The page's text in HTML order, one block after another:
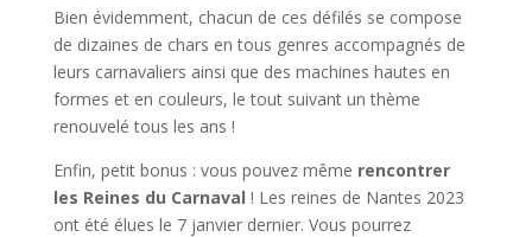
Bien évidemment, chacun de ces défilés se compose
de dizaines de chars en tous genres accompagnés de
leurs carnavaliers ainsi que des machines hautes en
formes et en couleurs, le tout suivant un thème
renouvelé tous les ans !
Enfin, petit bonus : vous pouvez même rencontrer
les Reines du Carnaval ! Les reines de Nantes 2023
ont été élues le 7 janvier dernier. Vous pourrez